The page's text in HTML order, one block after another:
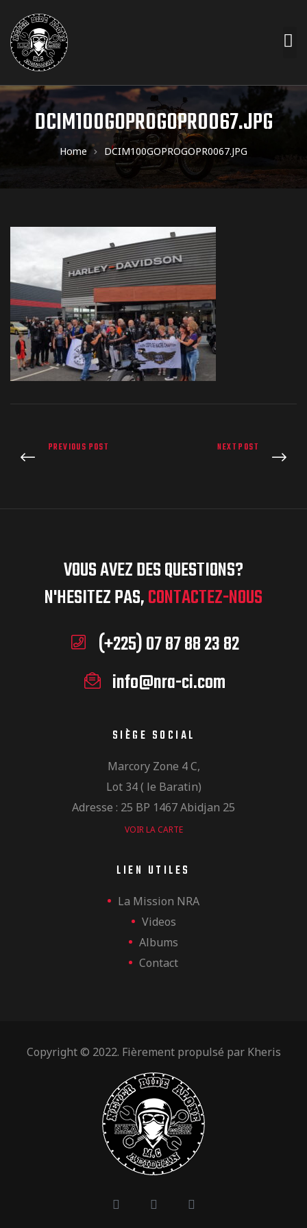
DCIM100GOPROGOPR0067.JPG
Home DCIM100GOPROGOPR0067.JPG
PREVIOUS POST NEXT POST
VOUS AVEZ DES QUESTIONS?
N'HESITEZ PAS,CONTACTEZ-NOUS
(+225) 07 87 88 23 82
info@nra-ci.com
SIÈGE SOCIAL
Marcory Zone 4 C,
Lot 34 ( le Baratin)
Adresse : 25 BP 1467 Abidjan 25
VOIR LA CARTE
LIEN UTILES
La Mission NRA
Videos
Albums
Contact
Copyright © 2022. Fièrement propulsé par Kheris